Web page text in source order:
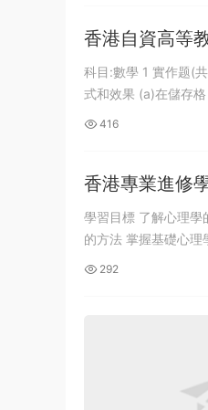
香港自資高等
科目:數學 1 實作题(共55分)詳閱以下的指示·建立一個試算表和一個「直條圖。如题目内沒有特别的附加要求，你可以選擇適當的文字格
式和效果 (a)在儲存
416
香港專業進修
學習目標 了解心理學的基礎理論和知識 如何應用心理學知識及理論於學術研究及日常生活中 學習重點 學習組織及表達心理學基礎理論
292